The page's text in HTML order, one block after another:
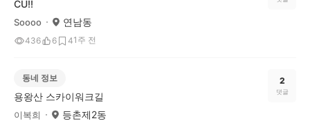
CU!!
Soooo 연남동
436 6 41주 전
동네 정보
용왕산 스카이워크길
이복희 등촌제2동
2
댓글